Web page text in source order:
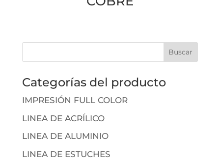
Categorías del producto
IMPRESIÓN FULL COLOR
LINEA DE ACRÍLICO
LINEA DE ALUMINIO
LINEA DE ESTUCHES